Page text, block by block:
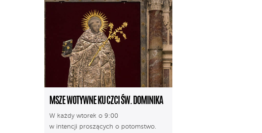
MSZE WOTYWNE KU CZCI ŚW. DOMINIKA
W każdy wtorek o 9:00
w intencji proszących o potomstwo.